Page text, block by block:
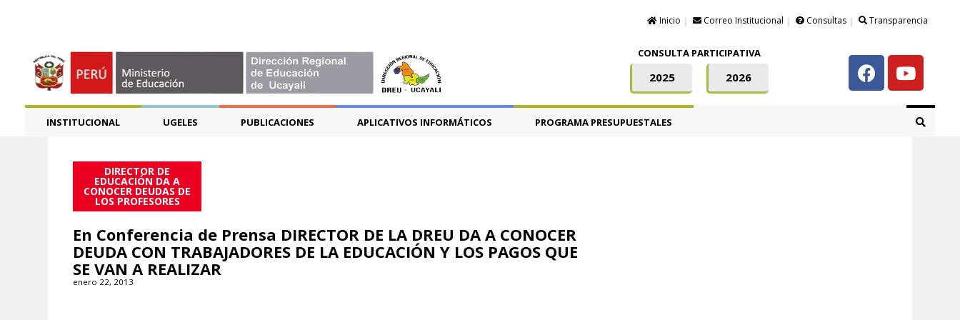
Inicio Correo Institucional Consultas Transparencia
CONSULTA PARTICIPATIVA
2025 2026
INSTITUCIONAL UGELES PUBLICACIONES APLICATIVOS INFORMÁTICOS PROGRAMA PRESUPUESTALES
DIRECTOR DE
EDUCACIÓN DA A
CONOCER DEUDAS DE
LOS PROFESORES
En Conferencia de Prensa DIRECTOR DE LA DREU DA A CONOCER
DEUDA CON TRABAJADORES DE LA EDUCACIÓN Y LOS PAGOS QUE
SE VAN A REALIZAR
enero 22, 2013